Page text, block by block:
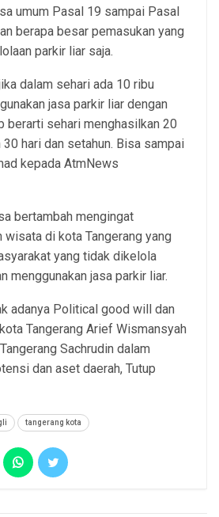
umum Pasal 19 sampai Pasal
berapa besar pemasukan yang
parkir liar saja.
dalam sehari ada 10 ribu
jasa parkir liar dengan
berarti sehari menghasilkan 20
hari dan setahun. Bisa sampai
kepada AtmNews
bertambah mengingat
wisata di kota Tangerang yang
yang tidak dikelola
menggunakan jasa parkir liar.
adanya Political good will dan
Tangerang Arief Wismansyah
Sachrudin dalam
dan aset daerah, Tutup
tangerang kota